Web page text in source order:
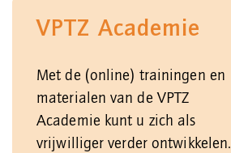
VPTZ Academie
Met de (online) trainingen en
materialen van de VPTZ
Academie kunt u zich als
vrijwilliger verder ontwikkelen.